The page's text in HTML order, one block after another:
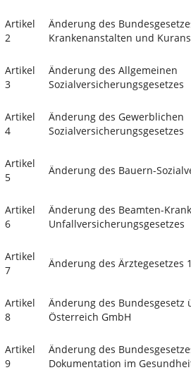
Artikel
2
Änderung des
Krankenanstalten und
Artikel
3
Änderung des Allgemeinen
Sozialversicherungsgesetzes
Artikel
4
Änderung des Gewerblichen
Sozialversicherungsgesetzes
Artikel
5
Änderung des Bauern-
Artikel
6
Änderung des Beamten-
Unfallversicherungsgesetzes
Artikel
7
Änderung des Ärztegesetzes
Artikel
8
Änderung des Bundesgesetz
Österreich GmbH
Artikel
9
Änderung des
Dokumentation im